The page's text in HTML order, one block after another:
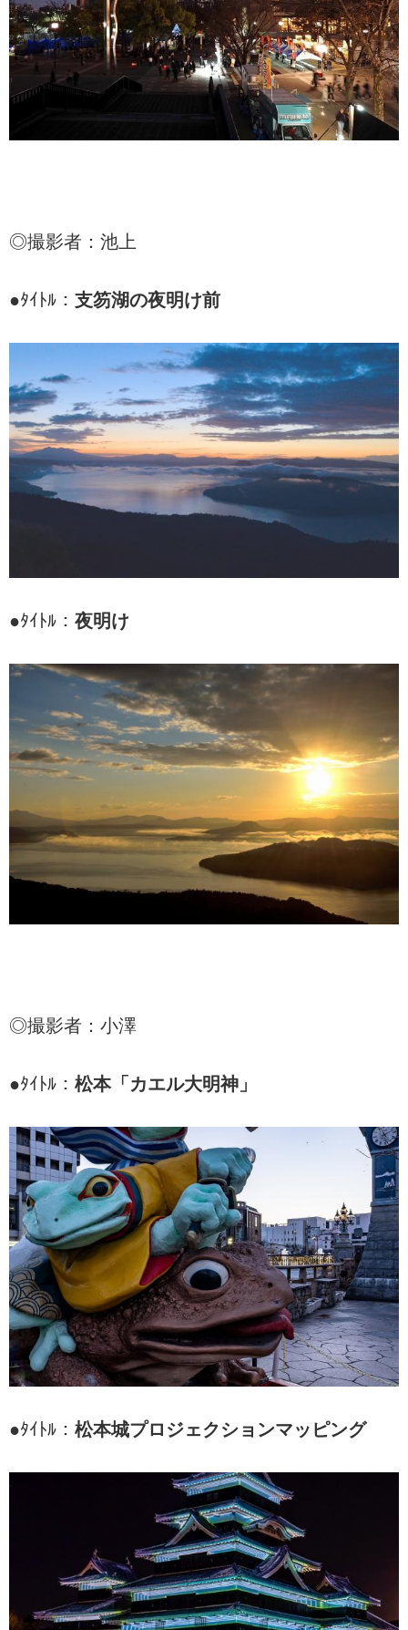
◎撮影者：池上
●ﾀｲﾄﾙ： 支笏湖の夜明け前
●ﾀｲﾄﾙ： 夜明け
◎撮影者：小澤
●ﾀｲﾄﾙ： 松本「カエル大明神」
●ﾀｲﾄﾙ： 松本城プロジェクションマッピング